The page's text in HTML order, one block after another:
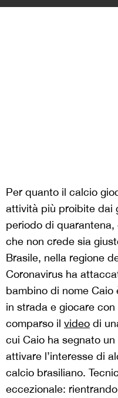
Per quanto il calcio
attività più proibite dai
periodo di quarantena,
che non crede sia
Brasile, nella regione
Coronavirus ha
bambino di nome
in strada e giocare
comparso il video di
cui Caio ha segnato
attivare l’interesse di
calcio brasiliano.
eccezionale: